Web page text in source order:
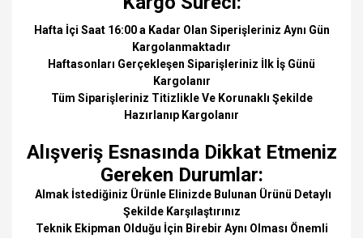
Hafta İçi Saat 16:00 a Kadar Olan Siperişleriniz Aynı Gün
Kargolanmaktadır
Haftasonları Gerçekleşen Siparişleriniz İlk İş Günü
Kargolanır
Tüm Siparişleriniz Titizlikle Ve Korunaklı Şekilde
Hazırlanıp Kargolanır
Alışveriş Esnasında Dikkat Etmeniz
Gereken Durumlar:
Almak İstediğiniz Ürünle Elinizde Bulunan Ürünü Detaylı
Şekilde Karşılaştırınız
Teknik Ekipman Olduğu İçin Birebir Aynı Olması Önemli